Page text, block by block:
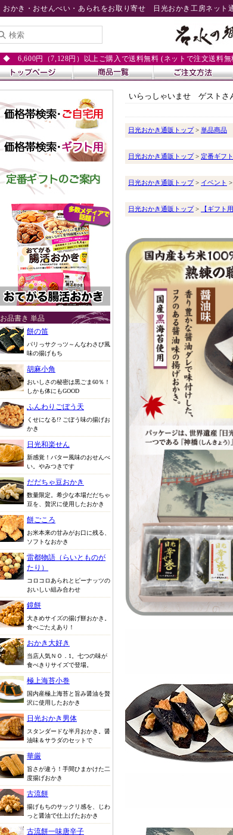
おかき・おせんべい・あられをお取り寄せ 日光おかき工房ネット
◆ 6,600円（7,128円）以上ご購入で送料無料 (ネットで注文送料無
お品書き 単品
餅の笛
パリっサクっツ～んなわさび風
味の揚げもち
胡麻小角
おいしさの秘密は黒ごま60％！
しかも体にもGOOD
ふんわりごぼう天
くせになる!? ごぼう味の揚げお
かき
日光和楽せん
新感覚！バター風味のおせんべ
い。やみつきです
だだちゃ豆おかき
数量限定。希少な本場だだちゃ
豆を、贅沢に使用したおかき
餅ごころ
お米本来の甘みがお口に残る、
ソフトなおかき
雷都物語（らいとものが
たり）
コロコロあられとピーナッツの
おいしい組み合わせ
鏡餅
大きめサイズの揚げ餅おかき。
食べごたえあり！
おかき大好き
当店人気ＮＯ．1。七つの味が
食べきりサイズで登場。
極上海苔小巻
国内産極上海苔と旨み醤油を贅
沢に使用したおかき
日光おかき男体
スタンダードな半月おかき。醤
油味＆サラダのセットで
華厳
旨さが違う！手間ひまかけた二
度揚げおかき
古流餅
揚げもちのサックリ感を、じわ
っと醤油で仕上げたおかき
古流餅一味唐辛子
いらっしゃいませ ゲストさ
日光おかき通販トップ> 単品商品
日光おかき通販トップ> 定番ギフト
日光おかき通販トップ> イベント >
日光おかき通販トップ> 【ギフト